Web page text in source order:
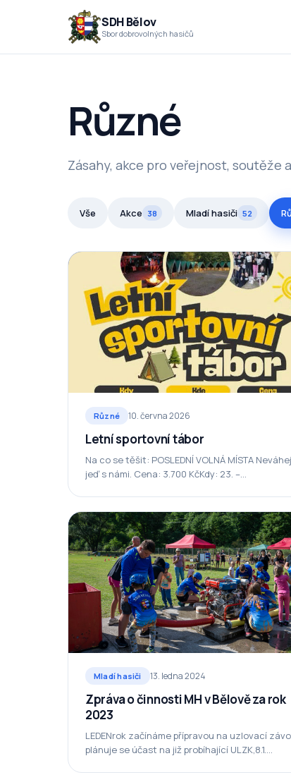
SDH Bělov
Sbor dobrovolných hasičů
Různé
Zásahy, akce pro veřejnost, soutěže
Vše Akce 38 Mladí hasiči 52
Různé 10. června 2026
Letní sportovní tábor
Na co se těšit: POSLEDNÍ VOLNÁ MÍSTA
jeď s námi. Cena: 3.700 KčKdy: 23. –
Mladí hasiči 13. ledna 2024
Zpráva o činnosti MH v Bělově za rok
2023
LEDENrok začínáme přípravou na uzlovací
plánuje se účast na již probíhající ULZK,8.1.